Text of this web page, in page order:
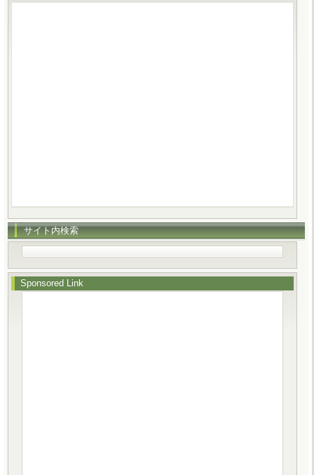
サイト内検索
Sponsored Link